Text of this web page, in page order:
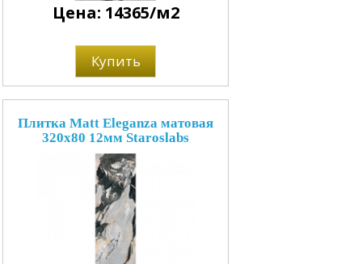
Цена: 14365/м2
Купить
Плитка Matt Eleganza матовая
320x80 12мм Staroslabs